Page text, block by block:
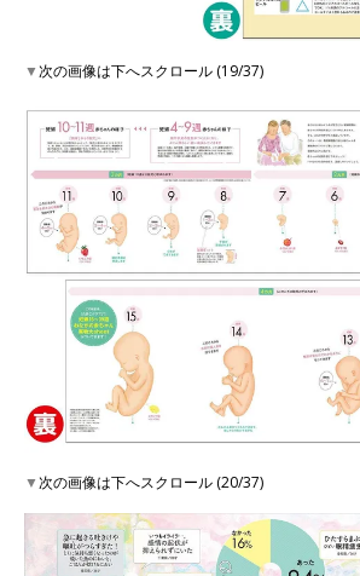
▼次の画像は下へスクロール (19/37)
▼次の画像は下へスクロール (20/37)